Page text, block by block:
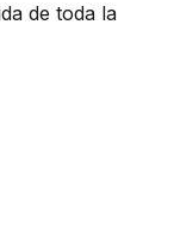
de toda la